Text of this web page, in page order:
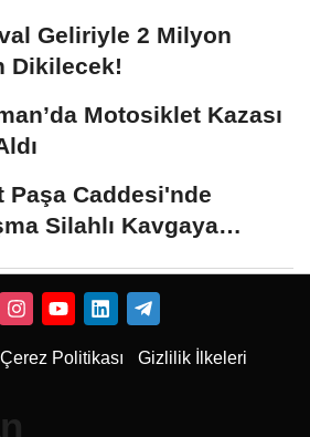
Geliriyle 2 Milyon
Dikilecek!
Motosiklet Kazası
Paşa Caddesi'nde
Silahlı Kavgaya
Çerez Politikası Gizlilik İlkeleri